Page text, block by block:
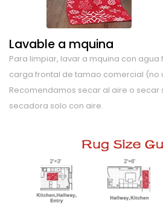
Lavable a mquina
Para limpiar, lavar a mquina con
carga frontal de tamao comercial (no
Recomendamos secar al aire o secar
secadora solo con aire.